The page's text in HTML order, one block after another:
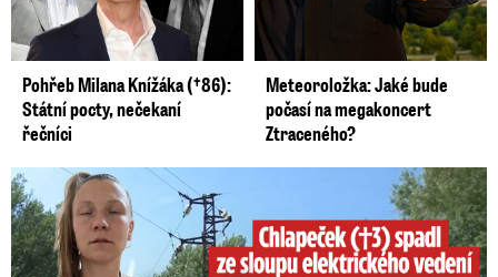
Pohřeb Milana Knížáka (†86):
Státní pocty, nečekaní
řečníci
Meteoroložka: Jaké bude
počasí na megakoncert
Ztraceného?
Smrtelný pád chlapce: Matka vydala vyjádření na 16 stran